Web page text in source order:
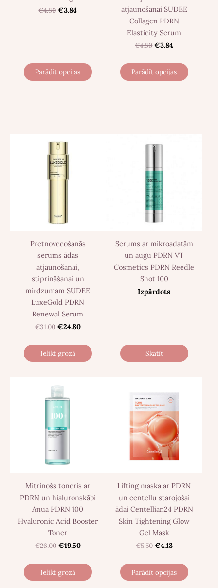
€4.80 €3.84
Parādīt opcijas
atjaunošanai SUDEE
Collagen PDRN
Elasticity Serum
€4.80 €3.84
Parādīt opcijas
Pretnovecošanās
serums ādas
atjaunošanai,
stiprināšanai un
mirdzumam SUDEE
LuxeGold PDRN
Renewal Serum
€31.00 €24.80
Ielikt grozā
Serums ar mikroadatām
un augu PDRN VT
Cosmetics PDRN Reedle
Shot 100
Izpārdots
Skatīt
Mitrinošs toneris ar
PDRN un hialuronskābi
Anua PDRN 100
Hyaluronic Acid Booster
Toner
€26.00 €19.50
Ielikt grozā
Lifting maska ​​ar PDRN
un centellu starojošai
ādai Centellian24 PDRN
Skin Tightening Glow
Gel Mask
€5.50 €4.13
Parādīt opcijas